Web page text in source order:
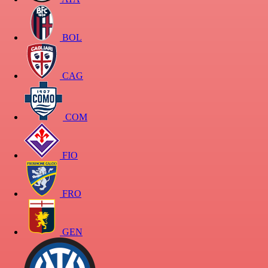
BOL
CAG
COM
FIO
FRO
GEN